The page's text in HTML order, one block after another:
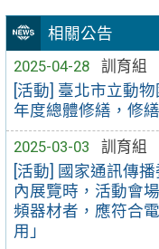
相關公告
2025-04-28
訓育組
[活動] 臺北市立動
年度總體修繕，修
2025-03-03
訓育組
[活動] 國家通訊傳
內展覽時，活動會
頻器材者，應符合
用」